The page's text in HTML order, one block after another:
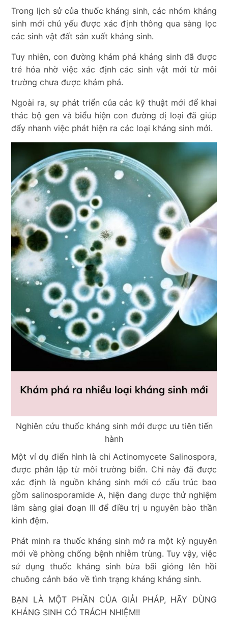
Trong lịch sử của thuốc kháng sinh, các nhóm kháng
sinh mới chủ yếu được xác định thông qua sàng lọc
các sinh vật đất sản xuất kháng sinh.
Tuy nhiên, con đường khám phá kháng sinh đã được
trẻ hóa nhờ việc xác định các sinh vật mới từ môi
trường chưa được khám phá.
Ngoài ra, sự phát triển của các kỹ thuật mới để khai
thác bộ gen và biểu hiện con đường dị loại đã giúp
đẩy nhanh việc phát hiện ra các loại kháng sinh mới.
Nghiên cứu thuốc kháng sinh mới được ưu tiên tiến
hành
Một ví dụ điển hình là chi Actinomycete Salinospora,
được phân lập từ môi trường biển. Chi này đã được
xác định là nguồn kháng sinh mới có cấu trúc bao
gồm salinosporamide A, hiện đang được thử nghiệm
lâm sàng giai đoạn III để điều trị u nguyên bào thần
kinh đệm.
Phát minh ra thuốc kháng sinh mở ra một kỷ nguyên
mới về phòng chống bệnh nhiễm trùng. Tuy vậy, việc
sử dụng thuốc kháng sinh bừa bãi gióng lên hồi
chuông cảnh báo về tình trạng kháng kháng sinh.
BẠN LÀ MỘT PHẦN CỦA GIẢI PHÁP, HÃY DÙNG
KHÁNG SINH CÓ TRÁCH NHIỆM!!